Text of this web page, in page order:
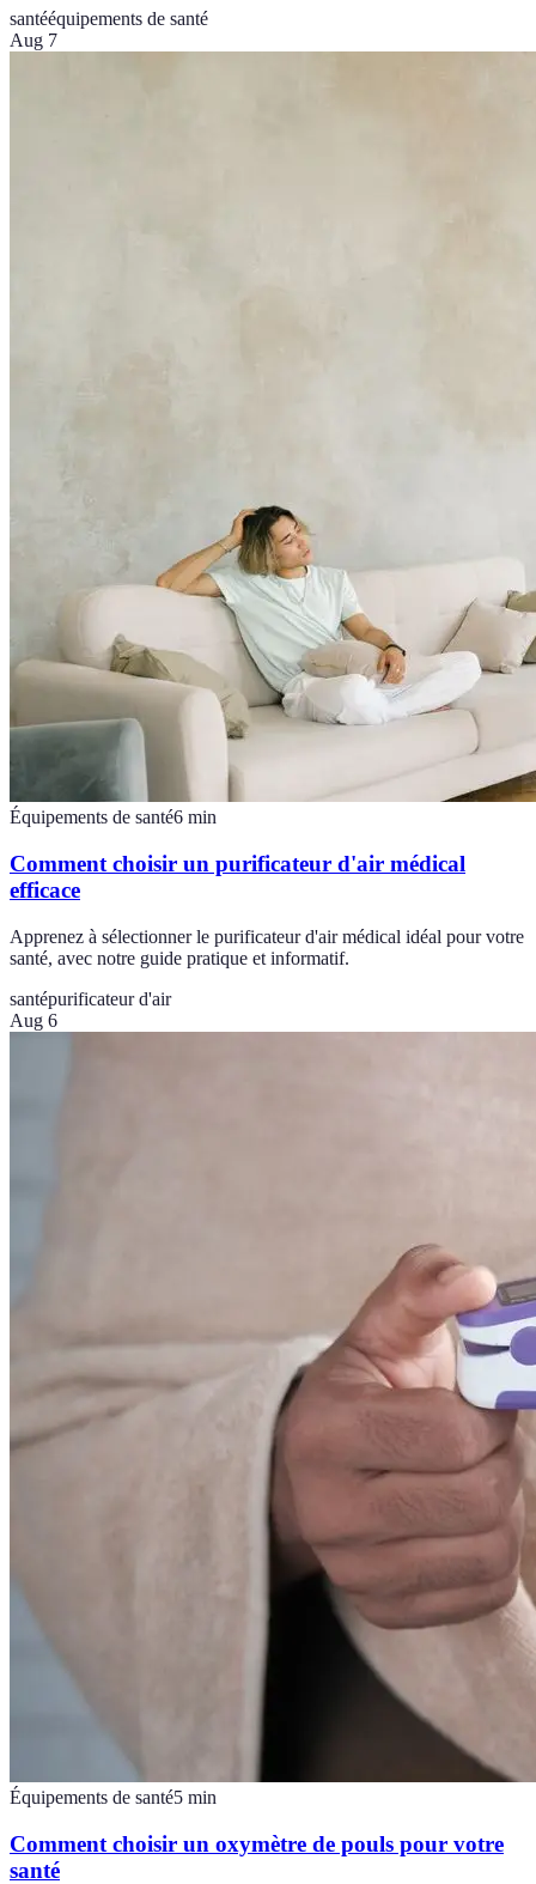
santééquipements de santé
Aug 7
Équipements de santé6 min
Comment choisir un purificateur d'air médical
efficace
Apprenez à sélectionner le purificateur d'air médical idéal pour votre
santé, avec notre guide pratique et informatif.
santépurificateur d'air
Aug 6
Équipements de santé5 min
Comment choisir un oxymètre de pouls pour votre
santé